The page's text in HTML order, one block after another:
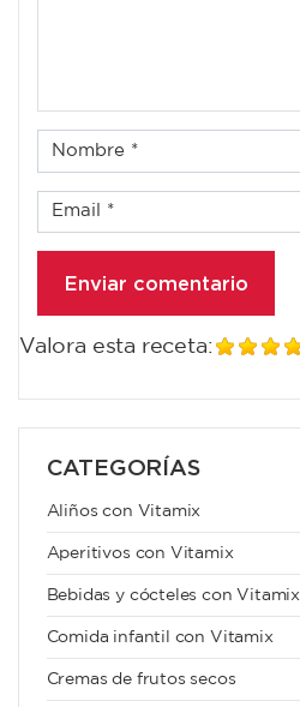
Valora esta receta:
CATEGORÍAS
Aliños con Vitamix
Aperitivos con Vitamix
Bebidas y cócteles con Vitamix
Comida infantil con Vitamix
Cremas de frutos secos